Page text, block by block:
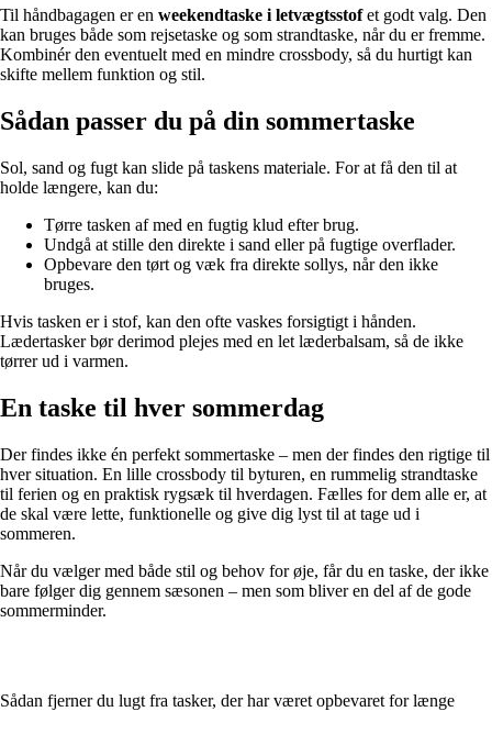
Til håndbagagen er en weekendtaske i letvægtsstofet godt valg. Den
kan bruges både som rejsetaske og som strandtaske, når du er fremme.
Kombinér den eventuelt med en mindre crossbody, så du hurtigt kan
skifte mellem funktion og stil.
Sådan passer du på din sommertaske
Sol, sand og fugt kan slide på taskens materiale. For at få den til at
holde længere, kan du:
Tørre tasken af med en fugtig klud efter brug.
Undgå at stille den direkte i sand eller på fugtige overflader.
Opbevare den tørt og væk fra direkte sollys, når den ikke
bruges.
Hvis tasken er i stof, kan den ofte vaskes forsigtigt i hånden.
Lædertasker bør derimod plejes med en let læderbalsam, så de ikke
tørrer ud i varmen.
En taske til hver sommerdag
Der findes ikke én perfekt sommertaske – men der findes den rigtige til
hver situation. En lille crossbody til byturen, en rummelig strandtaske
til ferien og en praktisk rygsæk til hverdagen. Fælles for dem alle er, at
de skal være lette, funktionelle og give dig lyst til at tage ud i
sommeren.
Når du vælger med både stil og behov for øje, får du en taske, der ikke
bare følger dig gennem sæsonen – men som bliver en del af de gode
sommerminder.
Sådan fjerner du lugt fra tasker, der har været opbevaret for længe